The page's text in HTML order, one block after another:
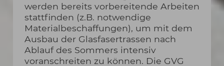
werden bereits vorbereitende Arbeiten
stattfinden (z.B. notwendige
Materialbeschaffungen), um mit dem
Ausbau der Glasfasertrassen nach
Ablauf des Sommers intensiv
voranschreiten zu können. Die GVG